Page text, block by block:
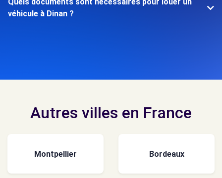
véhicule à Dinan ?
Autres villes en France
Montpellier Bordeaux